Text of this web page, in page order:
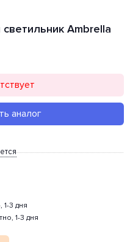
Ambrella
аналог
1-3 дня
1-3 дня